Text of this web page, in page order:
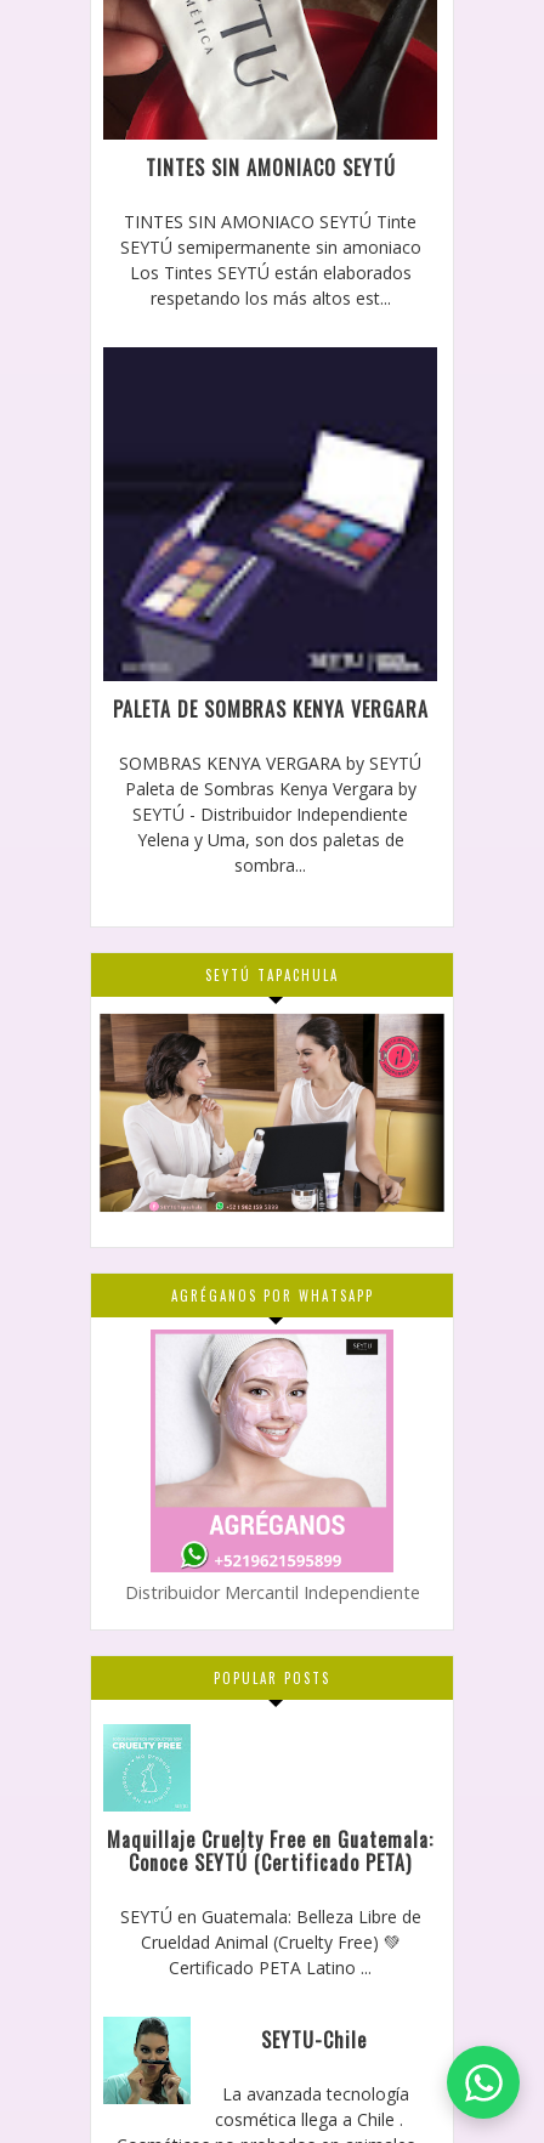
TINTES SIN AMONIACO SEYTÚ
TINTES SIN AMONIACO SEYTÚ Tinte
SEYTÚ semipermanente sin amoniaco
Los Tintes SEYTÚ están elaborados
respetando los más altos est...
PALETA DE SOMBRAS KENYA VERGARA
SOMBRAS KENYA VERGARA by SEYTÚ
Paleta de Sombras Kenya Vergara by
SEYTÚ - Distribuidor Independiente
Yelena y Uma, son dos paletas de
sombra...
SEYTÚ TAPACHULA
AGRÉGANOS POR WHATSAPP
Distribuidor Mercantil Independiente
POPULAR POSTS
Maquillaje Cruelty Free en Guatemala:
Conoce SEYTÚ (Certificado PETA)
SEYTÚ en Guatemala: Belleza Libre de
Crueldad Animal (Cruelty Free) 💚
Certificado PETA Latino ...
SEYTU-Chile
La avanzada tecnología
cosmética llega a Chile .